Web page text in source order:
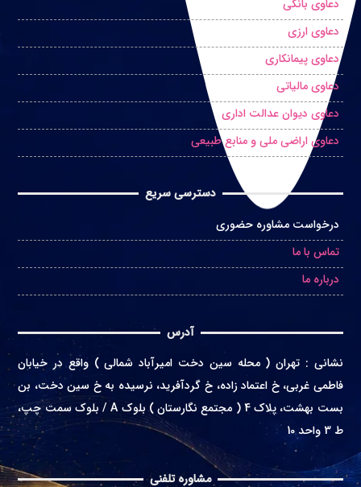
دعاوی بانکی
دعاوی ارزی
دعاوی پیمانکاری
دعاوی مالیاتی
دعاوی دیوان عدالت اداری
دعاوی اراضی ملی و منابع طبیعی
دسترسی سریع
درخواست مشاوره حضوری
تماس با ما
درباره ما
آدرس
نشانی : تهران ( محله سین دخت امیرآباد شمالی ) واقع در خیابان
فاطمی غربی، خ اعتماد زاده، خ گردآفرید، نرسیده به خ سین دخت، بن
بست بهشت، پلاک 4 ( مجتمع نگارستان ) بلوک A / بلوک سمت چپ،
ط 3 واحد 10
مشاوره تلفنی